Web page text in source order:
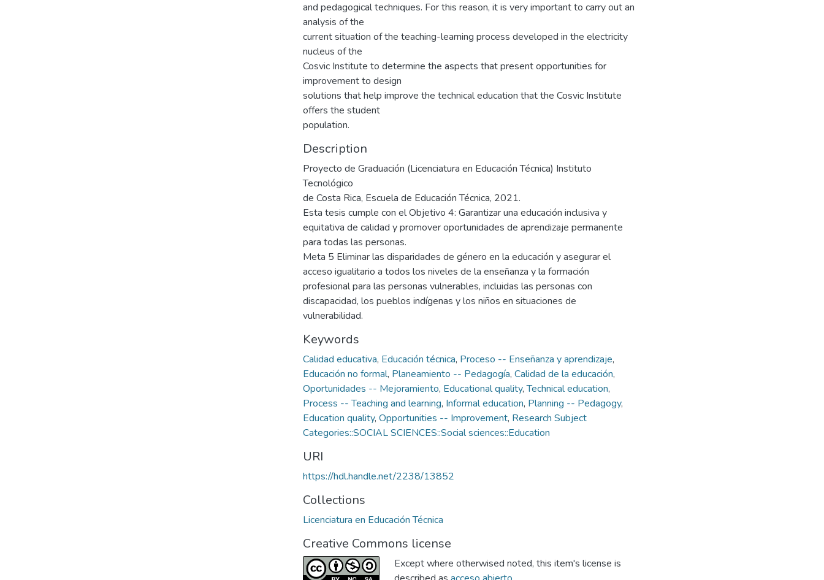
and pedagogical techniques. For this reason, it is very important to carry out an
analysis of the
current situation of the teaching-learning process developed in the electricity
nucleus of the
Cosvic Institute to determine the aspects that present opportunities for
improvement to design
solutions that help improve the technical education that the Cosvic Institute
offers the student
population.
Description
Proyecto de Graduación (Licenciatura en Educación Técnica) Instituto
Tecnológico
de Costa Rica, Escuela de Educación Técnica, 2021.
Esta tesis cumple con el Objetivo 4: Garantizar una educación inclusiva y
equitativa de calidad y promover oportunidades de aprendizaje permanente
para todas las personas.
Meta 5 Eliminar las disparidades de género en la educación y asegurar el
acceso igualitario a todos los niveles de la enseñanza y la formación
profesional para las personas vulnerables, incluidas las personas con
discapacidad, los pueblos indígenas y los niños en situaciones de
vulnerabilidad.
Keywords
Calidad educativa, Educación técnica, Proceso -- Enseñanza y aprendizaje,
Educación no formal, Planeamiento -- Pedagogía, Calidad de la educación,
Oportunidades -- Mejoramiento, Educational quality,Technical education,
Process -- Teaching and learning, Informal education, Planning -- Pedagogy,
Education quality, Opportunities -- Improvement, Research Subject
Categories::SOCIAL SCIENCES::Social sciences::Education
URI
https://hdl.handle.net/2238/13852
Collections
Licenciatura en Educación Técnica
Creative Commons license
Except where otherwised noted, this item's license is